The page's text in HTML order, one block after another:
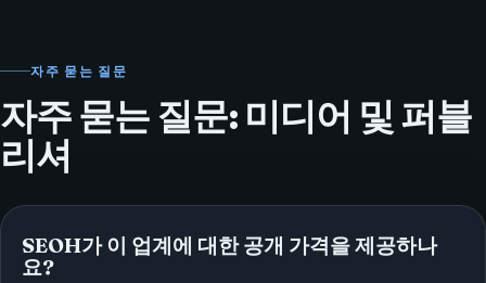
자주 묻는 질문
자주 묻는 질문: 미디어 및 퍼블
리셔
SEOH가 이 업계에 대한 공개 가격을 제공하나
요?